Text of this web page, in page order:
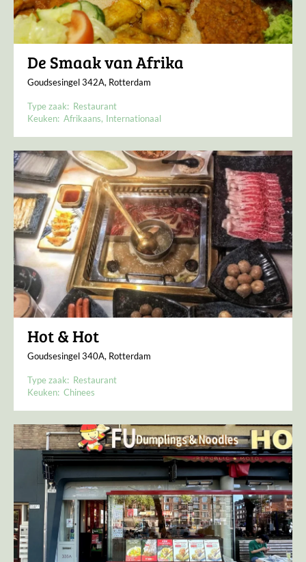
De Smaak van Afrika
Goudsesingel 342A, Rotterdam
Type zaak: Restaurant
Keuken: Afrikaans Internationaal
Hot & Hot
Goudsesingel 340A, Rotterdam
Type zaak: Restaurant
Keuken: Chinees